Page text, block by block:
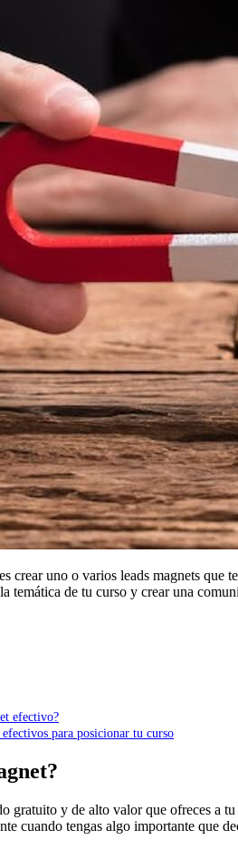
crear uno o varios leads magnets que
temática de tu curso y crear una
efectivo?
para posicionar tu curso
gratuito y de alto valor que ofreces a
cuando tengas algo importante que